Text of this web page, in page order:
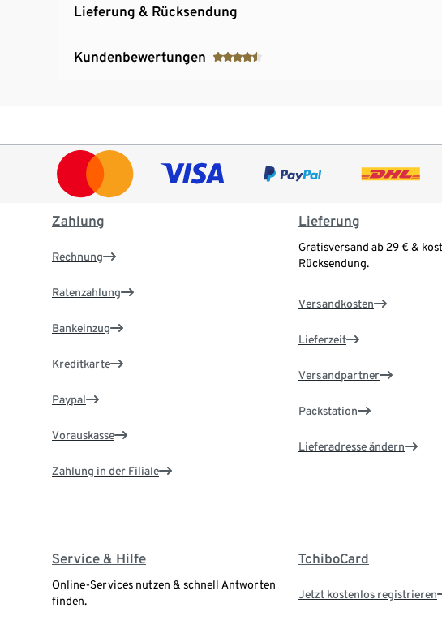
Lieferung & Rücksendung
Kundenbewertungen
Zahlung
Rechnung
Ratenzahlung
Bankeinzug
Kreditkarte
Paypal
Vorauskasse
Zahlung in der Filiale
Lieferung
Gratisversand ab 29 € &
Rücksendung.
Versandkosten
Lieferzeit
Versandpartner
Packstation
Lieferadresse ändern
Service & Hilfe
Online-Services nutzen & schnell Antworten
finden.
TchiboCard
Jetzt kostenlos registrieren